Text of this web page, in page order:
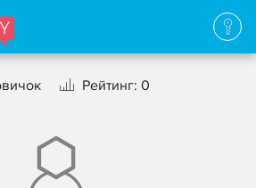
Рейтинг: 0